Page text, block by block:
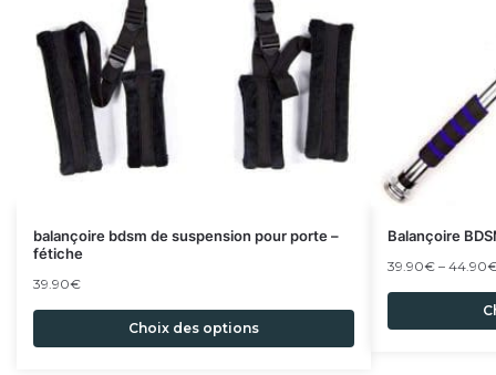
balançoire bdsm de suspension pour porte –
fétiche
39.90€
Choix des options
Balançoire
39.90€ – 44.90